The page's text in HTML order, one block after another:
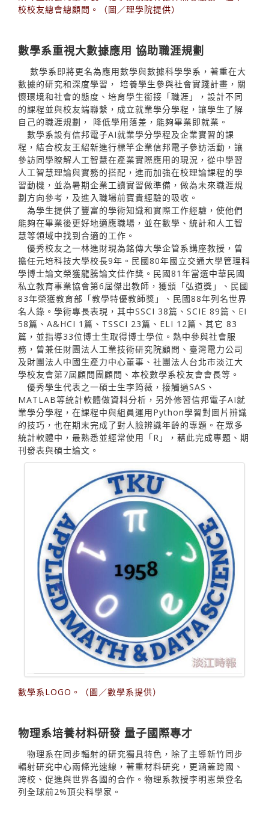
校校友總會總顧問。（圖／理學院提供）
數學系重視大數據應用 協助職涯規劃
數學系即將更名為應用數學與數據科學學系，著重在大
數據的研究和深度學習， 培養學生參與社會實踐計畫，關
懷環境和社會的態度、培育學生銜接「職涯」，設計不同
的課程並與校友端聯繫，成立就業學分學程，讓學生了解
自己的職涯規劃， 降低學用落差，能夠畢業即就業。
數學系設有信邦電子AI就業學分學程及企業實習的課
程，結合校友王紹新進行標竿企業信邦電子參訪活動，讓
參訪同學瞭解人工智慧在產業實際應用的現況，從中學習
人工智慧理論與實務的搭配，進而加強在校理論課程的學
習動機，並為暑期企業工讀實習做準備，做為未來職涯規
劃方向參考，及進入職場前寶貴經驗的吸收。
為學生提供了豐富的學術知識和實際工作經驗，使他們
能夠在畢業後更好地適應職場，並在數學、統計和人工智
慧等領域中找到合適的工作。
優秀校友之一林進財現為銘傳大學企管系講座教授，曾
擔任元培科技大學校長9年。民國80年國立交通大學管理科
學博士論文榮獲龍騰論文佳作獎。民國81年當選中華民國
私立教育事業協會第6屆傑出教師，獲頒「弘道獎」、民國
83年榮獲教育部「教學特優教師獎」、民國88年列名世界
名人錄。學術專長表現，其中SSCI 38篇、SCIE 89篇、EI
58篇、A&HCI 1篇、TSSCI 23篇、ELI 12篇、其它 83
篇，並指導33位博士生取得博士學位。熱中參與社會服
務，曾兼任財團法人工業技術研究院顧問、臺灣電力公司
及財團法人中國生產力中心董事、社團法人台北市淡江大
學校友會第7屆顧問團顧問、本校數學系校友會會長等。
優秀學生代表之一碩士生李筠薇，接觸過SAS、
MATLAB等統計軟體做資料分析，另外修習信邦電子AI就
業學分學程，在課程中與組員運用Python學習對圖片辨識
的技巧，也在期末完成了對人臉辨識年齡的專題。在眾多
統計軟體中，最熟悉並經常使用「R」，藉此完成專題、期
刊發表與碩士論文。
數學系LOGO。（圖／數學系提供）
物理系培養材料研發 量子國際專才
物理系在同步輻射的研究獨具特色，除了主導新竹同步
輻射研究中心兩條光速線，著重材料研究，更涵蓋跨國、
跨校、促進與世界各國的合作。物理系教授李明憲榮登名
列全球前2%頂尖科學家。